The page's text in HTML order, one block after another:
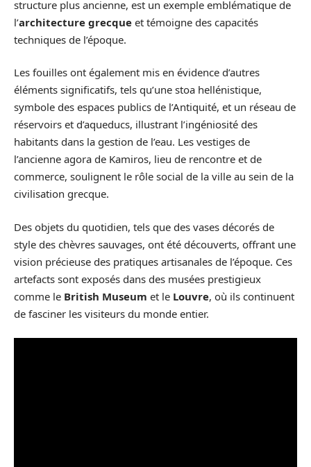
structure plus ancienne, est un exemple emblématique de
l’architecture grecque et témoigne des capacités
techniques de l’époque.
Les fouilles ont également mis en évidence d’autres
éléments significatifs, tels qu’une stoa hellénistique,
symbole des espaces publics de l’Antiquité, et un réseau de
réservoirs et d’aqueducs, illustrant l’ingéniosité des
habitants dans la gestion de l’eau. Les vestiges de
l’ancienne agora de Kamiros, lieu de rencontre et de
commerce, soulignent le rôle social de la ville au sein de la
civilisation grecque.
Des objets du quotidien, tels que des vases décorés de
style des chèvres sauvages, ont été découverts, offrant une
vision précieuse des pratiques artisanales de l’époque. Ces
artefacts sont exposés dans des musées prestigieux
comme le British Museum et le Louvre, où ils continuent
de fasciner les visiteurs du monde entier.